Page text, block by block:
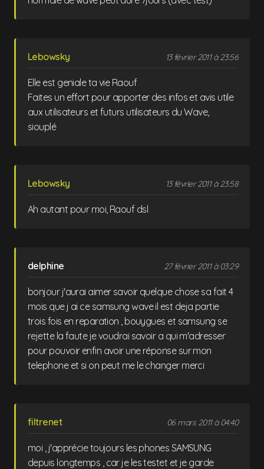
Lebowsky 13 février 2011 à 23:56
Elle est geniale ta vie Raouf
Faites un effort pour apporter des infos et avis utile
aux utilisateurs et futurs utilisateurs du Wave,
siouplé
Lebowsky 13 février 2011 à 23:58
Ah autant pour moi, Raouf dsl
delphine 27 février 2011 à 03:29
bonjour j'aurai aimer savoir quelque chose sa fait 4
mois que j ai ce samsung wave il est deja partie
trois fois en reparation , bouygues et samsung se
rejette la faute je voudrai savoir a qui m'adresser
pour pouvoir enfin avoir une réponse sur mon
telephone et si on peut me le changer merci
filtrenet 06 mars 2011 à 04:40
moi , j'apprécie toujours les phones SAMSUNG
depuis longtemps , car je les testet et je garde